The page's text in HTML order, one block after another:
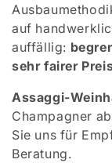
auf
auffällig:
sehr fairer
Assaggi-
Champagner
Sie uns für
Beratung.